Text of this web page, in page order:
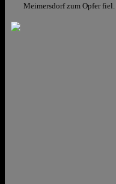
Meimersdorf zum Opfer